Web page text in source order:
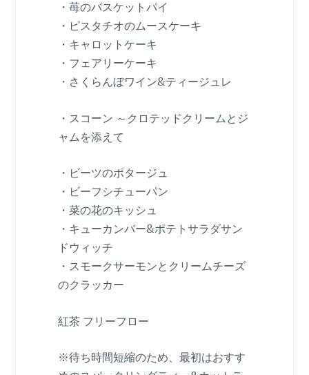
・苺のバスケットパイ
・ピスタチオのムースケーキ
・キャロットケーキ
・フェアリーケーキ
・さくらんぼワイン&ティージュレ
・スコーン ～クロテッドクリームとジ
ャムを添えて
・ビーツのポタージュ
・ビーフシチューパン
・菜の花のキッシュ
・キューカンバー&ポテトサラダサン
ドウィッチ
・スモークサーモンとクリームチーズ
のクラッカー
紅茶 フリーフロー
※待ち時間短縮のため、最初はおすす